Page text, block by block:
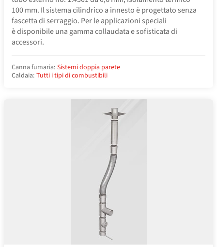
100 mm. Il sistema cilindrico a innesto è progettato senza
fascetta di serraggio. Per le applicazioni speciali
è disponibile una gamma collaudata e sofisticata di
accessori.
Canna fumaria: Sistemi doppia parete
Caldaia: Tutti i tipi di combustibili